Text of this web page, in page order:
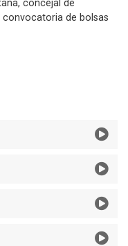
concejal de
de bolsas